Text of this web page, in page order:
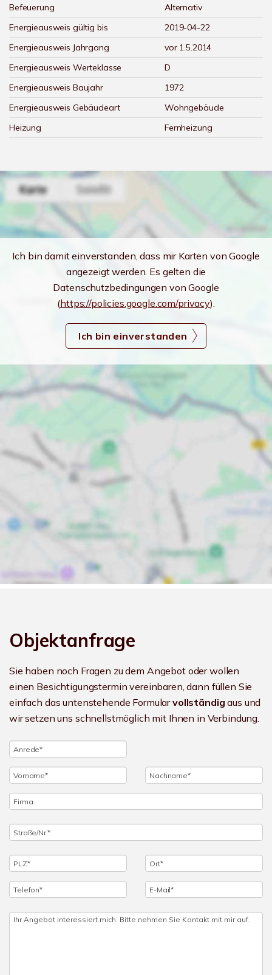
Befeuerung
Alternativ
Energieausweis gültig bis
2019-04-22
Energieausweis Jahrgang
vor 1.5.2014
Energieausweis Werteklasse
D
Energieausweis Baujahr
1972
Energieausweis Gebäudeart
Wohngebäude
Heizung
Fernheizung
Ich bin damit einverstanden, dass mir Karten von Google
angezeigt werden. Es gelten die
Datenschutzbedingungen von Google
(https://policies.google.com/privacy).
Ich bin einverstanden
Objektanfrage
Sie haben noch Fragen zu dem Angebot oder wollen
einen Besichtigungstermin vereinbaren, dann füllen Sie
einfach das untenstehende Formularvollständigaus und
wir setzen uns schnellstmöglich mit Ihnen in Verbindung.